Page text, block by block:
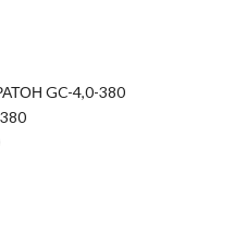
GC-4,0-380